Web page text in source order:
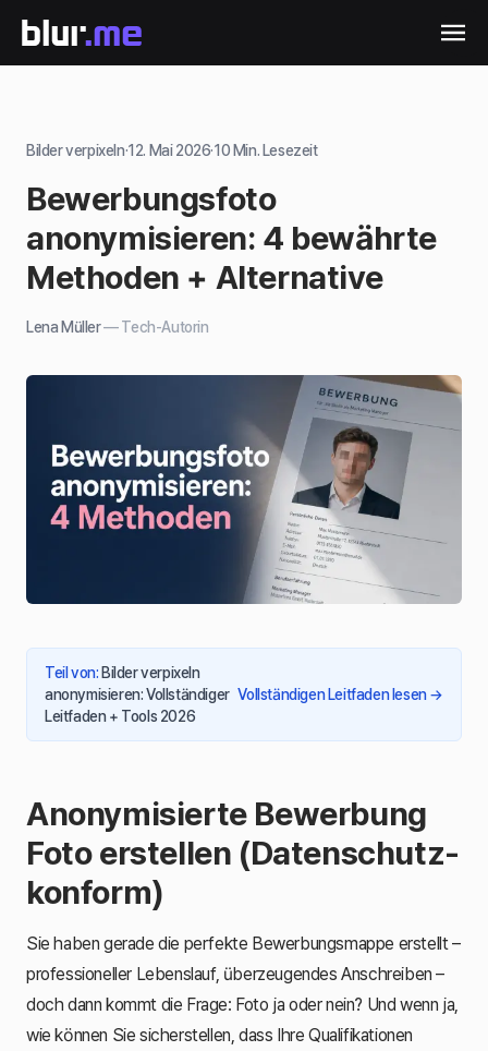
Bilder verpixeln·12. Mai 2026·10 Min. Lesezeit
Bewerbungsfoto
anonymisieren: 4 bewährte
Methoden + Alternative
Lena Müller—Tech-Autorin
Teil von: Bilder verpixeln
anonymisieren: Vollständiger
Leitfaden + Tools 2026
Vollständigen Leitfaden lesen →
Anonymisierte Bewerbung
Foto erstellen (Datenschutz-
konform)
Sie haben gerade die perfekte Bewerbungsmappe erstellt –
professioneller Lebenslauf, überzeugendes Anschreiben –
doch dann kommt die Frage: Foto ja oder nein? Und wenn ja,
wie können Sie sicherstellen, dass Ihre Qualifikationen